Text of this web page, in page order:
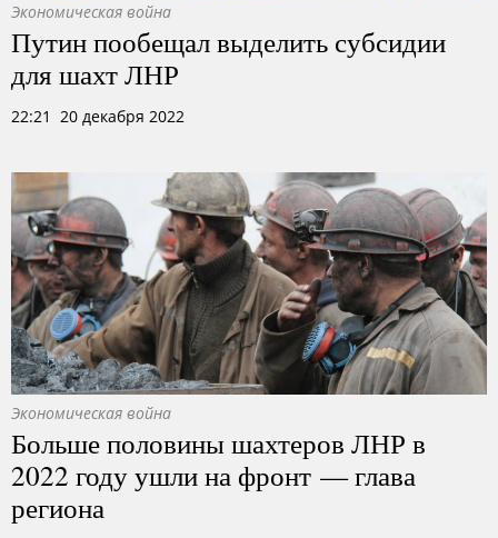
Экономическая война
Путин пообещал выделить субсидии
для шахт ЛНР
22:21 20 декабря 2022
Экономическая война
Больше половины шахтеров ЛНР в
2022 году ушли на фронт — глава
региона